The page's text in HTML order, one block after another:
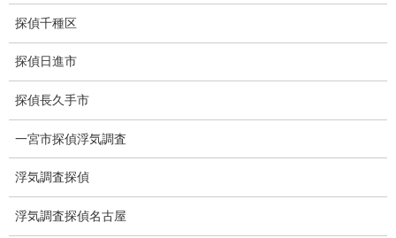
浮気証拠は何回必要か？
浮気調査時間
調査料金のご質問
調査員の人数（浮気調査）
調査プランのご依頼の割合
慰謝料の相場
探偵千種区
探偵日進市
探偵長久手市
一宮市探偵浮気調査
浮気調査探偵
浮気調査探偵名古屋